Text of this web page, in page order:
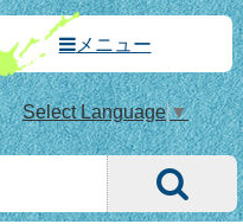
メニュー
Select Language▼